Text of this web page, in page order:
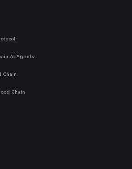
AI Agents .
Chain
Chain